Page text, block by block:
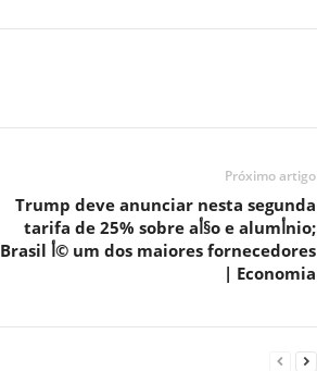
Próximo artigo
Trump deve anunciar nesta segunda
tarifa de 25% sobre aأ§o e alumأ­nio;
Brasil أ© um dos maiores fornecedores
| Economia